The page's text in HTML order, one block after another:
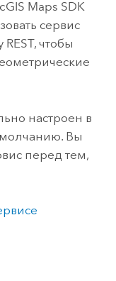
Maps SDK
сервис
чтобы
настроен в
Вы
перед тем,